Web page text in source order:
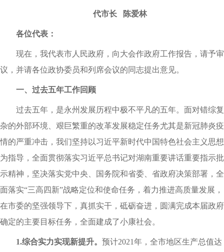
代市长 陈爱林
各位代表：
现在，我代表市人民政府，向大会作政府工作报告，请予审
议，并请各位政协委员和列席会议的同志提出意见。
一、过去五年工作回顾
过去五年，是永州发展历程中极不平凡的五年。面对错综复
杂的外部环境、艰巨繁重的改革发展稳定任务尤其是新冠肺炎疫
情的严重冲击，我们坚持以习近平新时代中国特色社会主义思想
为指导，全面贯彻落实习近平总书记对湖南重要讲话重要指示批
示精神，坚决落实党中央、国务院和省委、省政府决策部署，全
面落实“三高四新”战略定位和使命任务，着力推进高质量发展，
在市委的坚强领导下，真抓实干，砥砺奋进，圆满完成本届政府
确定的主要目标任务，全面建成了小康社会。
1.综合实力实现新提升。 预计2021年，全市地区生产总值达